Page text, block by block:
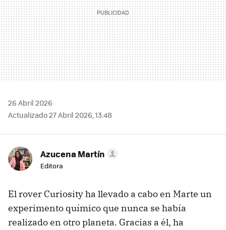
26 Abril 2026
Actualizado 27 Abril 2026, 13:48
Azucena Martín
Editora
El rover Curiosity ha llevado a cabo en Marte un
experimento químico que nunca se había
realizado en otro planeta. Gracias a él, ha